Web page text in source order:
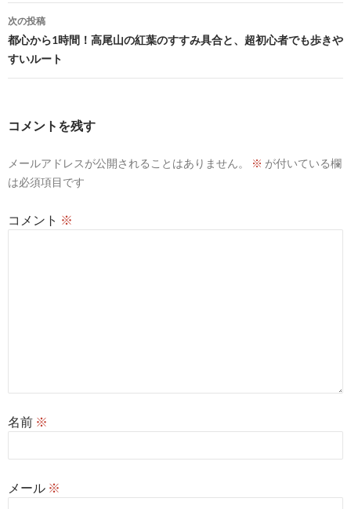
ナ
ビ
ゲ
シ
ン
次の投稿
都心から1時間！高尾山の紅葉のすすみ具合と、超初心者でも歩きや
すいルート
コメントを残す
メールアドレスが公開されることはありません。 ※ が付いている欄
は必須項目です
コメント ※
名前 ※
メール ※